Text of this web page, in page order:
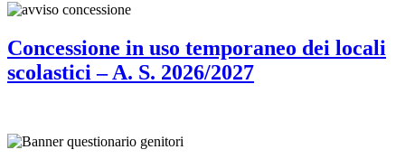
Concessione in uso temporaneo dei locali
scolastici – A. S. 2026/2027